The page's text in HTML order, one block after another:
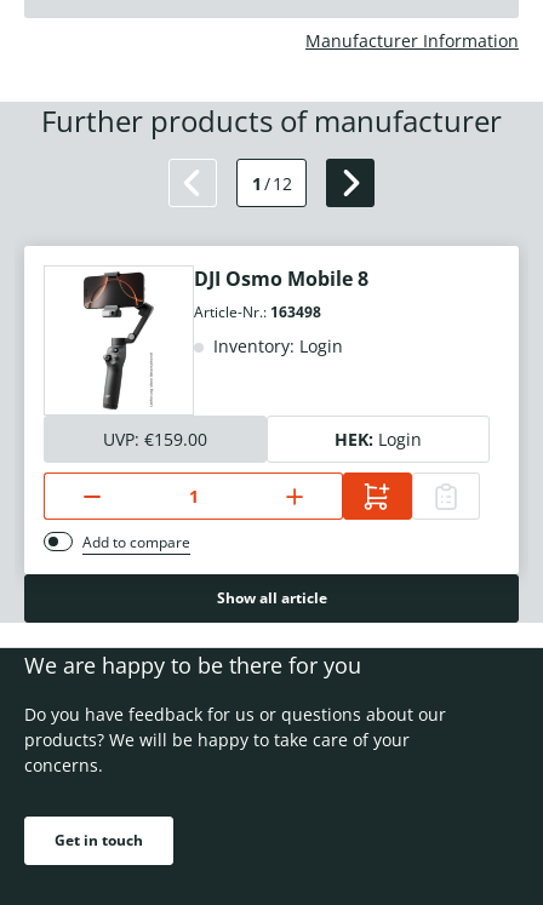
Manufacturer Information
Further products of manufacturer
1 /12
DJI Osmo Mobile 8
Article-Nr.: 163498
Inventory: Login
UVP: €159.00 HEK: Login
Add to compare
Show all article
We are happy to be there for you
Do you have feedback for us or questions about our
products? We will be happy to take care of your
concerns.
Get in touch